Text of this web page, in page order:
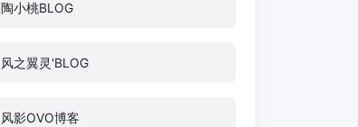
陶小桃BLOG
风之翼灵'BLOG
风影OVO博客